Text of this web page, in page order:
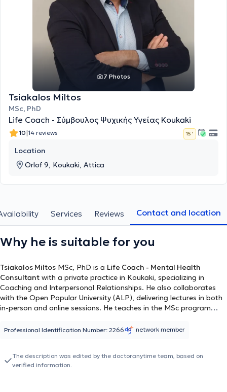
7 Photos
Tsiakalos Miltos
MSc, PhD
Life Coach - Σύμβουλος Ψυχικής Υγείας Koukaki
10|14 reviews 15 '
Location
Orlof 9, Koukaki, Attica
Services Reviews Contact and location
Why he is suitable for you
Tsiakalos Miltos MSc, PhD is a Life Coach - Mental Health
Consultant with a private practice in Koukaki, specializing in
Coaching and Interpersonal Relationships. He also collaborates
with the Open Popular University (ALP), delivering lectures in both
in-person and online sessions. He teaches in the MSc program
the three-year Mental Health Counseling program and is a
recognized course by the Association for Coaching and the EMCC.
Professional Identification Number: 2266 network member
The description was edited by the doctoranytime team, based on
verified information.